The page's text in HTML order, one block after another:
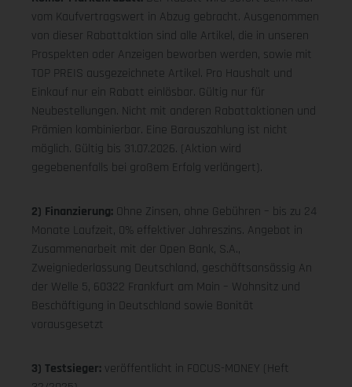
vom Kaufvertragswert in Abzug gebracht. Ausgenommen
von dieser Rabattaktion sind alle Artikel, die in unseren
Prospekten oder Anzeigen beworben werden, sowie mit
TOP PREIS ausgezeichnete Artikel. Pro Haushalt und
Einkauf nur ein Rabatt einlösbar. Gültig nur für
Neubestellungen. Nicht mit anderen Rabattaktionen und
Prämien kombinierbar. Eine Barauszahlung ist nicht
möglich. Gültig bis 31.07.2026. (Aktion wird
gegebenenfalls bei großem Erfolg verlängert).
2) Finanzierung: Ohne Zinsen, ohne Gebühren – bis zu 24
Monate Laufzeit, 0% effektiver Jahreszins. Angebot in
Zusammenarbeit mit der Open Bank, S.A.,
Zweigniederlassung Deutschland, geschäftsansässig An
der Welle 5, 60322 Frankfurt am Main – Wohnsitz und
Beschäftigung in Deutschland sowie Bonität
vorausgesetzt
3) Testsieger: veröffentlicht in FOCUS-MONEY (Heft